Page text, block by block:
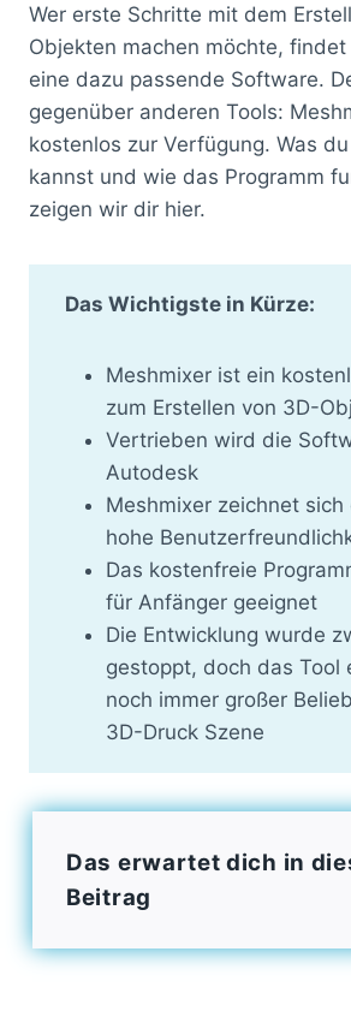
Wer erste Schritte mit dem
Objekten machen möchte,
eine dazu passende Software.
gegenüber anderen Tools:
kostenlos zur Verfügung. Was
kannst und wie das Programm
zeigen wir dir hier.
Das Wichtigste in Kürze:
Meshmixer ist ein
zum Erstellen von 3D-
Vertrieben wird die
Autodesk
Meshmixer zeichnet sich
hohe
Das kostenfreie
für Anfänger geeignet
Die Entwicklung wurde
gestoppt, doch das Tool
noch immer großer
3D-Druck Szene
Das erwartet dich in
Beitrag